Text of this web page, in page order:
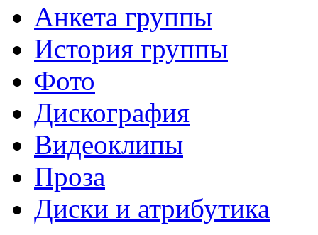
Анкета группы
История группы
Фото
Дискография
Видеоклипы
Проза
Диски и атрибутика